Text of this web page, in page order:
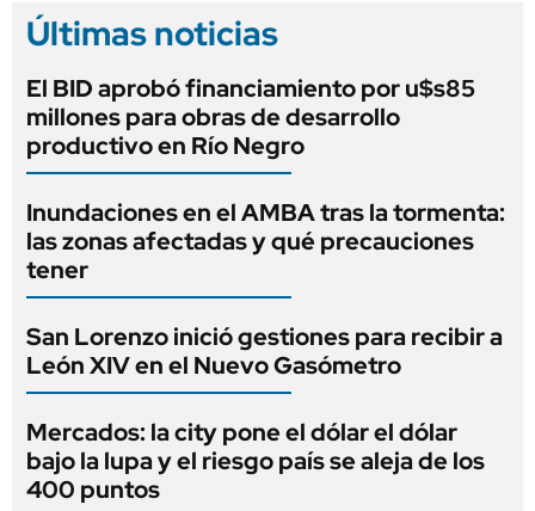
Últimas noticias
El BID aprobó financiamiento por u$s85
millones para obras de desarrollo
productivo en Río Negro
Inundaciones en el AMBA tras la tormenta:
las zonas afectadas y qué precauciones
tener
San Lorenzo inició gestiones para recibir a
León XIV en el Nuevo Gasómetro
Mercados: la city pone el dólar el dólar
bajo la lupa y el riesgo país se aleja de los
400 puntos